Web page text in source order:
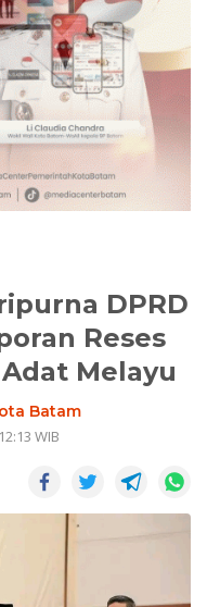
DPRD
Reses
Melayu
Batam
WIB